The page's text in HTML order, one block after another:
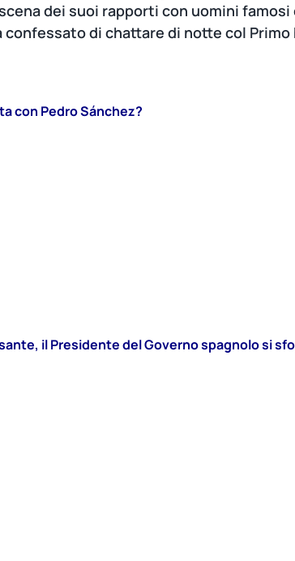
dei suoi rapporti con uomini
confessato di chattare di notte col
con Pedro Sánchez?
il Presidente del Governo spagnolo si